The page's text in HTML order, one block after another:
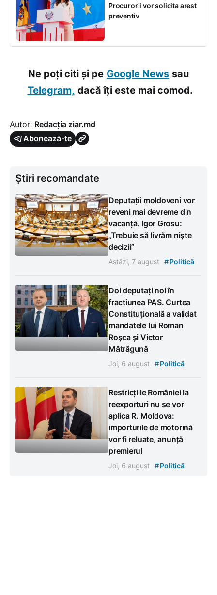
Procurorii vor solicita arest
preventiv
Ne poți citi și pe Google News sau
Telegram, dacă îți este mai comod.
Autor: Redacția ziar.md
Abonează-te
Știri recomandate
Deputații moldoveni vor
reveni mai devreme din
vacanță. Igor Grosu:
„Trebuie să livrăm niște
decizii”
Astăzi, 7 august #Politică
Doi deputați noi în
fracțiunea PAS. Curtea
Constituțională a validat
mandatele lui Roman
Roșca și Victor
Mătrăgună
Joi, 6 august #Politică
Restricțiile României la
reexporturi nu se vor
aplica R. Moldova:
importurile de motorină
vor fi reluate, anunță
premierul
Joi, 6 august #Politică